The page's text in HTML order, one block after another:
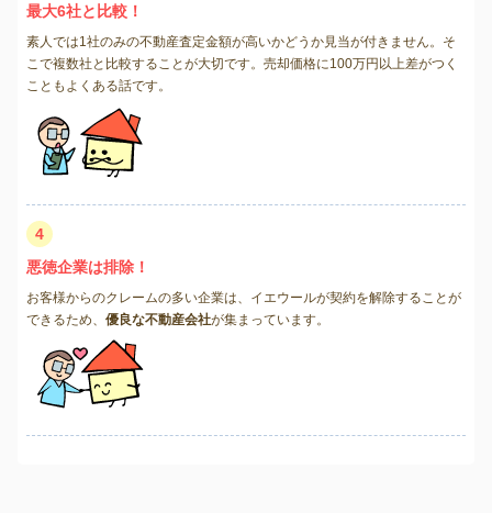
最大6社と比較！
素人では1社のみの不動産査定金額が高いかどうか見当が付きません。そ
こで複数社と比較することが大切です。売却価格に100万円以上差がつく
こともよくある話です。
4
悪徳企業は排除！
お客様からのクレームの多い企業は、イエウールが契約を解除することが
できるため、 優良な不動産会社が集まっています。